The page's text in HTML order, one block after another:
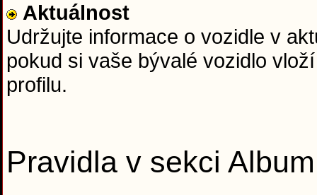
Aktuálnost
Udržujte informace o vozidle v
pokud si vaše bývalé vozidlo
profilu.
Pravidla v sekci Album